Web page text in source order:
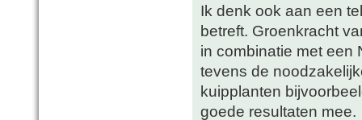
Ik denk ook aan een
betreft. Groenkracht
in combinatie met een
tevens de
kuipplanten
goede resultaten mee.